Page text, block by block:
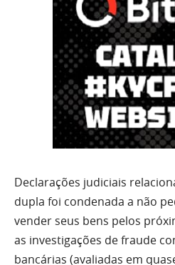
Declarações judiciais
dupla foi condenada a não
vender seus bens pelos
as investigações de fraude
bancárias (avaliadas em